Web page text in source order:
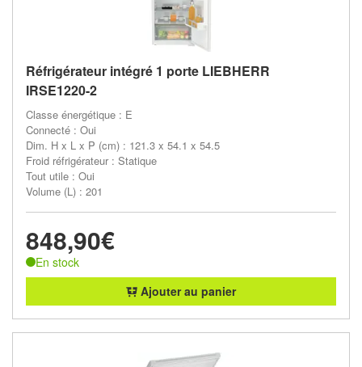
Réfrigérateur intégré 1 porte LIEBHERR
IRSE1220-2
Classe énergétique : E
Connecté : Oui
Dim. H x L x P (cm) : 121.3 x 54.1 x 54.5
Froid réfrigérateur : Statique
Tout utile : Oui
Volume (L) : 201
848,90€
En stock
Ajouter au panier